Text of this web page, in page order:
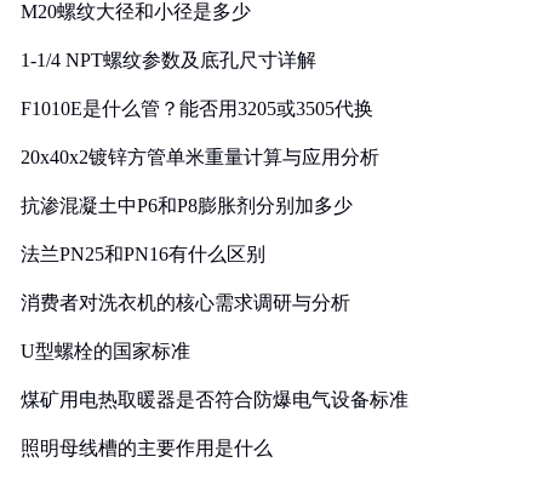
M20螺纹大径和小径是多少
1-1/4 NPT螺纹参数及底孔尺寸详解
F1010E是什么管？能否用3205或3505代换
20x40x2镀锌方管单米重量计算与应用分析
抗渗混凝土中P6和P8膨胀剂分别加多少
法兰PN25和PN16有什么区别
消费者对洗衣机的核心需求调研与分析
U型螺栓的国家标准
煤矿用电热取暖器是否符合防爆电气设备标准
照明母线槽的主要作用是什么